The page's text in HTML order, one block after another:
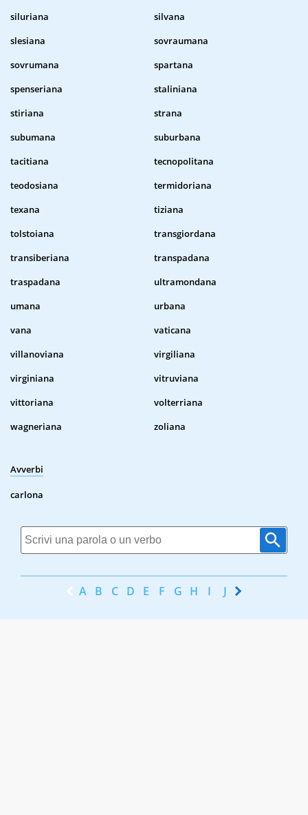
siluriana
silvana
slesiana
sovraumana
sovrumana
spartana
spenseriana
staliniana
stiriana
strana
subumana
suburbana
tacitiana
tecnopolitana
teodosiana
termidoriana
texana
tiziana
tolstoiana
transgiordana
transiberiana
transpadana
traspadana
ultramondana
umana
urbana
vana
vaticana
villanoviana
virgiliana
virginiana
vitruviana
vittoriana
volterriana
wagneriana
zoliana
Avverbi
carlona
A B C D E F G H I J K